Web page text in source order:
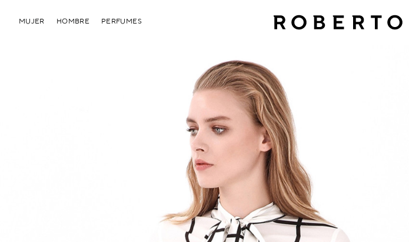
MUJER HOMBRE PERFUMES